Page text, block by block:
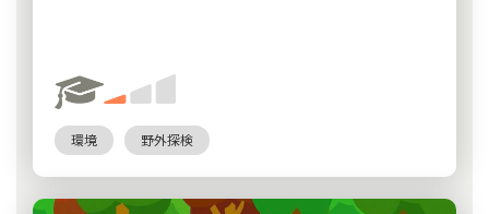
環境 野外探検